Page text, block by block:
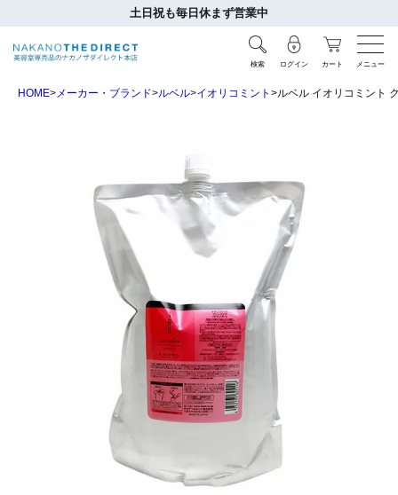
土日祝も毎日休まず営業中
検索 ログイン カート メニュー
HOME メーカー・ブランド ルベル イオリコミント ルベル イオリコミント